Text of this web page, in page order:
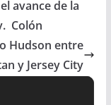
avance de la
Colón
Hudson entre
y Jersey City